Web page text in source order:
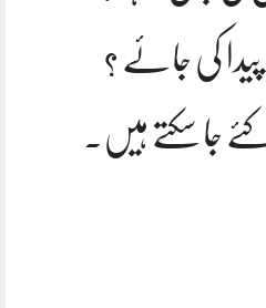
کی جائے ؟
جا سکتے ہیں۔